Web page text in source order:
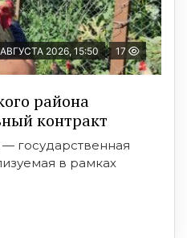
2026, 15:50 17
района
контракт
государственная
в рамках